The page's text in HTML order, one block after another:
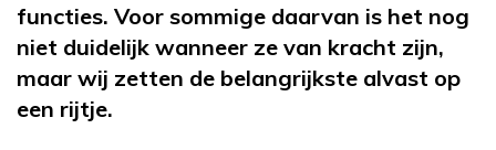
functies. Voor sommige daarvan is het nog
niet duidelijk wanneer ze van kracht zijn,
maar wij zetten de belangrijkste alvast op
een rijtje.